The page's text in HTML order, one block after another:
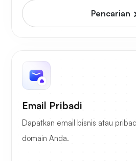
Pencarian
Email Pribadi
Dapatkan email bisnis atau
domain Anda.